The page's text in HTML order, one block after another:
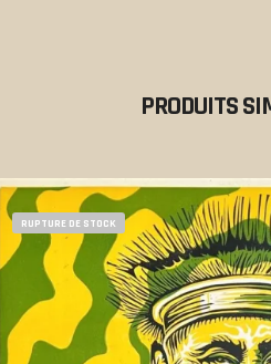
PRODUITS
RUPTURE DE STOCK